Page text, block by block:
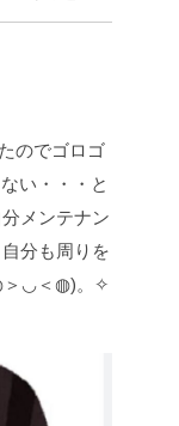
のでゴロゴ
い・・・と
分メンテナン
分も周りを
＞◡＜◍)。✧